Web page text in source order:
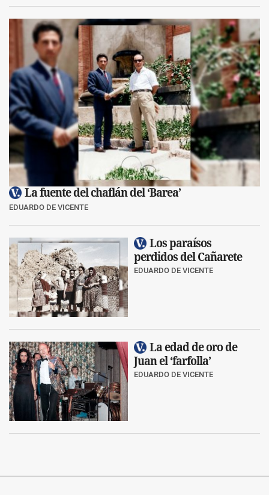
La fuente del chaflán del ‘Barea’
EDUARDO DE VICENTE
Los paraísos
perdidos del Cañarete
EDUARDO DE VICENTE
La edad de oro de
Juan el ‘farfolla’
EDUARDO DE VICENTE